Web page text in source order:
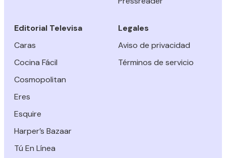
Editorial Televisa
Caras
Cocina Fácil
Cosmopolitan
Eres
Esquire
Harper’s Bazaar
Tú En Línea
Legales
Aviso de privacidad
Términos de servicio